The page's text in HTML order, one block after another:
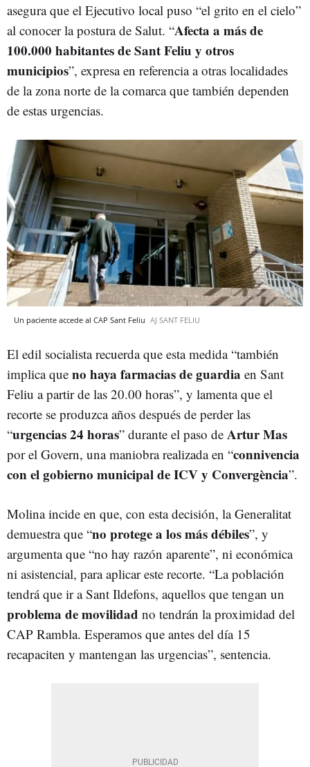
asegura que el Ejecutivo local puso “el grito en el cielo”
al conocer la postura de Salut. “Afecta a más de
100.000 habitantes de Sant Feliu y otros
municipios”, expresa en referencia a otras localidades
de la zona norte de la comarca que también dependen
de estas urgencias.
Un paciente accede al CAP Sant Feliu AJ SANT FELIU
El edil socialista recuerda que esta medida “también
implica que no haya farmacias de guardia en Sant
Feliu a partir de las 20.00 horas”, y lamenta que el
recorte se produzca años después de perder las
“urgencias 24 horas” durante el paso de Artur Mas
por el Govern, una maniobra realizada en “connivencia
con el gobierno municipal de ICV y Convergència”.
Molina incide en que, con esta decisión, la Generalitat
demuestra que “no protege a los más débiles”, y
argumenta que “no hay razón aparente”, ni económica
ni asistencial, para aplicar este recorte. “La población
tendrá que ir a Sant Ildefons, aquellos que tengan un
problema de movilidad no tendrán la proximidad del
CAP Rambla. Esperamos que antes del día 15
recapaciten y mantengan las urgencias”, sentencia.